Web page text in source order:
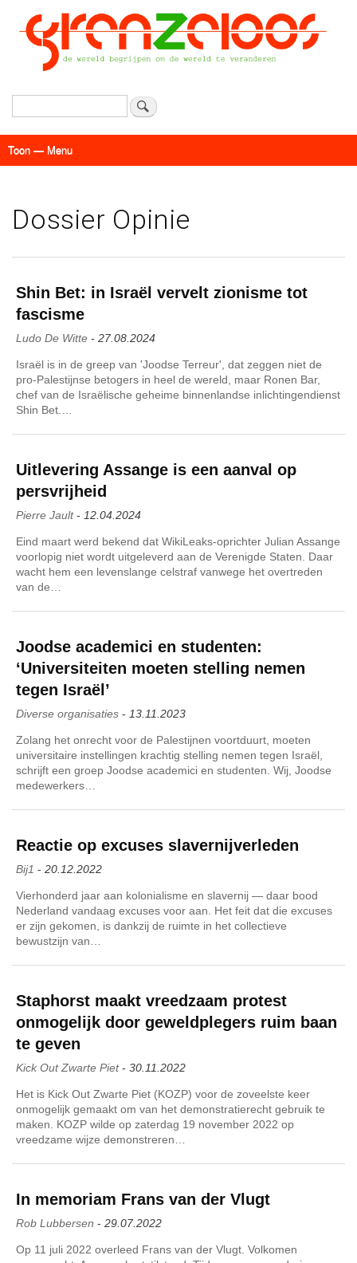
Overslaan
en
naar
de
Zoeken
Menu
Toon — Menu
Dossier Opinie
Shin Bet: in Israël vervelt zionisme tot
fascisme
Ludo De Witte - 27.08.2024
Israël is in de greep van 'Joodse Terreur', dat zeggen niet de
pro-Palestijnse betogers in heel de wereld, maar Ronen Bar,
chef van de Israëlische geheime binnenlandse inlichtingendienst
Shin Bet.…
Uitlevering Assange is een aanval op
persvrijheid
Pierre Jault- 12.04.2024
Eind maart werd bekend dat WikiLeaks-oprichter Julian Assange
voorlopig niet wordt uitgeleverd aan de Verenigde Staten. Daar
wacht hem een levenslange celstraf vanwege het overtreden
van de…
Joodse academici en studenten:
‘Universiteiten moeten stelling nemen
tegen Israël’
Diverse organisaties - 13.11.2023
Zolang het onrecht voor de Palestijnen voortduurt, moeten
universitaire instellingen krachtig stelling nemen tegen Israël,
schrijft een groep Joodse academici en studenten. Wij, Joodse
medewerkers…
Reactie op excuses slavernijverleden
Bij1 - 20.12.2022
Vierhonderd jaar aan kolonialisme en slavernij — daar bood
Nederland vandaag excuses voor aan. Het feit dat die excuses
er zijn gekomen, is dankzij de ruimte in het collectieve
bewustzijn van…
Staphorst maakt vreedzaam protest
onmogelijk door geweldplegers ruim baan
te geven
Kick Out Zwarte Piet- 30.11.2022
Het is Kick Out Zwarte Piet (KOZP) voor de zoveelste keer
onmogelijk gemaakt om van het demonstratierecht gebruik te
maken. KOZP wilde op zaterdag 19 november 2022 op
vreedzame wijze demonstreren…
In memoriam Frans van der Vlugt
Rob Lubbersen - 29.07.2022
Op 11 juli 2022 overleed Frans van der Vlugt. Volkomen